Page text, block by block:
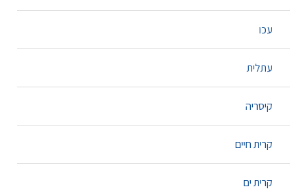
עכו
עתלית
קיסריה
קרית חיים
קרית ים